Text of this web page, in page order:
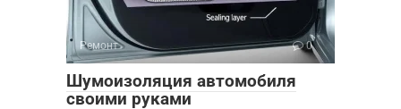
Ремонт 0
Шумоизоляция автомобиля
своими руками